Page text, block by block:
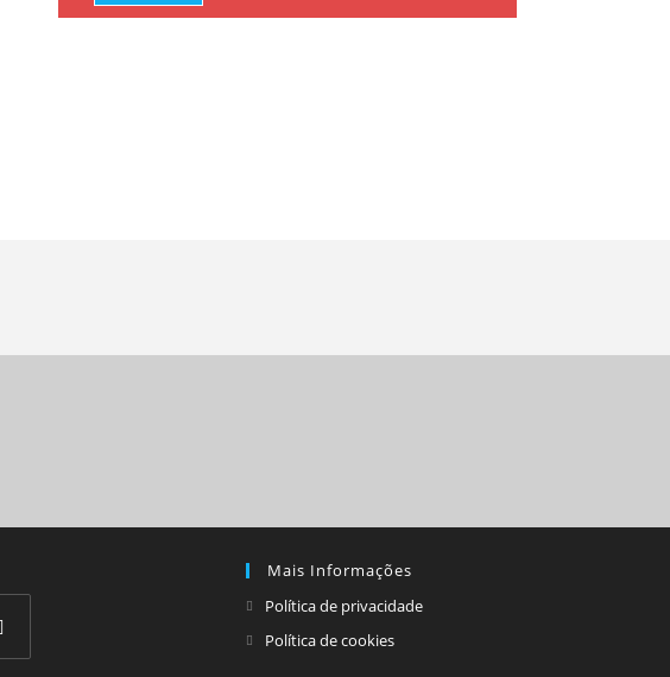
Mais Informações
Política de privacidade
Política de cookies